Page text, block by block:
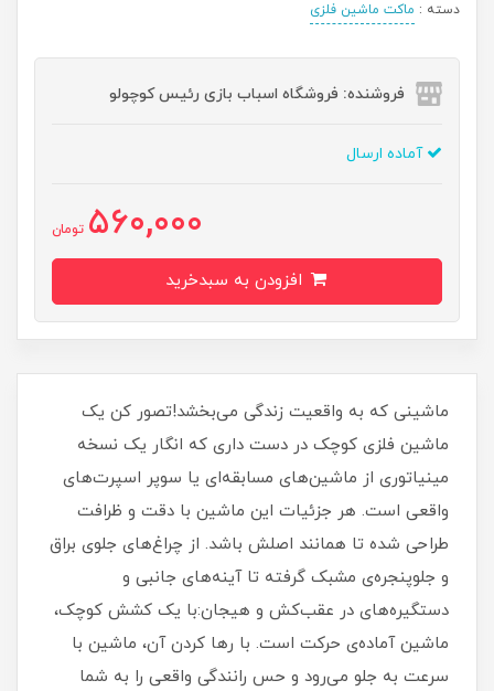
دسته : ماکت ماشین فلزی
فروشنده: فروشگاه اسباب بازی رئیس کوچولو
آماده ارسال
560,000 تومان
ماشینی که به واقعیت زندگی می‌بخشد!تصور کن یک
ماشین فلزی کوچک در دست داری که انگار یک نسخه
مینیاتوری از ماشین‌های مسابقه‌ای یا سوپر اسپرت‌های
واقعی است. هر جزئیات این ماشین با دقت و ظرافت
طراحی شده تا همانند اصلش باشد. از چراغ‌های جلوی براق
و جلوپنجره‌ی مشبک گرفته تا آینه‌های جانبی و
دستگیره‌های در عقب‌کش و هیجان:با یک کشش کوچک،
ماشین آماده‌ی حرکت است. با رها کردن آن، ماشین با
سرعت به جلو می‌رود و حس رانندگی واقعی را به شما